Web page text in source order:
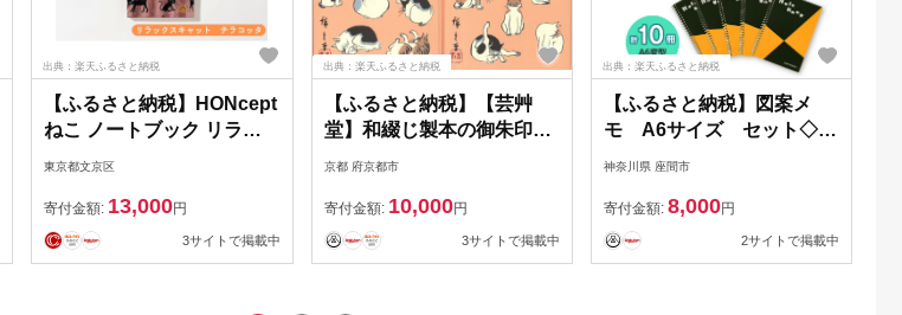
出典：楽天ふるさと納税
【ふるさと納税】HONcept
ねこ ノートブック リラッ
クスキャット テラコッタ
タイル 雑貨 ギフト プレゼ
ント 文京区 東京都
東京都文京区
寄付金額: 13,000円
3サイトで掲載中
出典：楽天ふるさと納税
【ふるさと納税】【芸艸
堂】和綴じ製本の御朱印帳
（歌川広重）＆てぬぐい
土産 和綴じ 御朱印 手ぬぐ
い 老舗 ご当地 ギフト お祝
い 内祝い 芸艸堂 京都府 京
京都 府京都市
寄付金額: 10,000円
3サイトで掲載中
出典：楽天ふるさと納税
【ふるさと納税】図案メ
モ A6サイズ セット◇｜
画材 色彩 鉛筆 画用紙 お絵
ルペン クレヨン 文具 アイ
デア ペン マーカー 色鉛筆
メモ※着日指定不可
神奈川県 座間市
寄付金額: 8,000円
2サイトで掲載中